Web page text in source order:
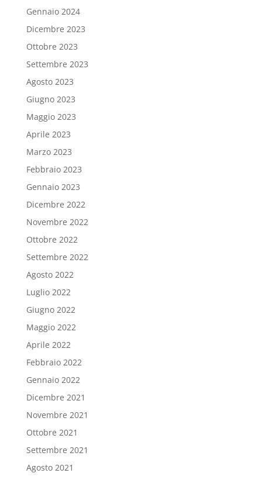
Gennaio 2024
Dicembre 2023
Ottobre 2023
Settembre 2023
Agosto 2023
Giugno 2023
Maggio 2023
Aprile 2023
Marzo 2023
Febbraio 2023
Gennaio 2023
Dicembre 2022
Novembre 2022
Ottobre 2022
Settembre 2022
Agosto 2022
Luglio 2022
Giugno 2022
Maggio 2022
Aprile 2022
Febbraio 2022
Gennaio 2022
Dicembre 2021
Novembre 2021
Ottobre 2021
Settembre 2021
Agosto 2021